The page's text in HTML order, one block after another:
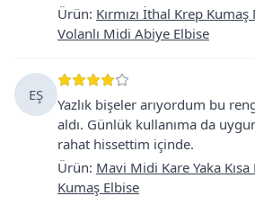
Ürün: Kırmızı İthal Krep
Volanlı Midi Abiye Elbise
EŞ
Yazlık bişeler arıyordum bu
aldı. Günlük kullanıma da
rahat hissettim içinde.
Ürün: Mavi Midi Kare Yaka
Kumaş Elbise